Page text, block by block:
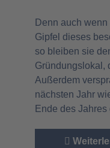
Denn auch
Gipfel dieses
so bleiben sie
Gründungslokal,
Außerdem
nächsten Jahr
Ende des